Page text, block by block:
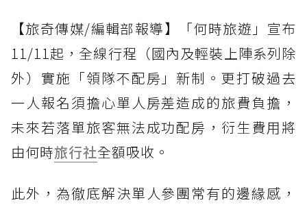
【旅奇傳媒/編輯部報導】「何時旅遊」宣布
11/11起，全線行程（國內及輕裝上陣系列除
外）實施「領隊不配房」新制。更打破過去
一人報名須擔心單人房差造成的旅費負擔，
未來若落單旅客無法成功配房，衍生費用將
由何時旅行社全額吸收。
此外，為徹底解決單人參團常有的邊緣感，